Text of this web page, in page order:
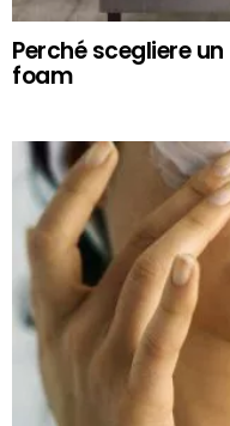
Perché scegliere
foam